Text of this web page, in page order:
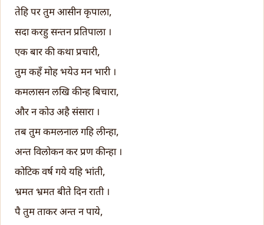
तेहि पर तुम आसीन कृपाला,
सदा करहु सन्तन प्रतिपाला ।
एक बार की कथा प्रचारी,
तुम कहँ मोह भयेउ मन भारी ।
कमलासन लखि कीन्ह बिचारा,
और न कोउ अहै संसारा ।
तब तुम कमलनाल गहि लीन्हा,
अन्त विलोकन कर प्रण कीन्हा ।
कोटिक वर्ष गये यहि भांती,
भ्रमत भ्रमत बीते दिन राती ।
पै तुम ताकर अन्त न पाये,